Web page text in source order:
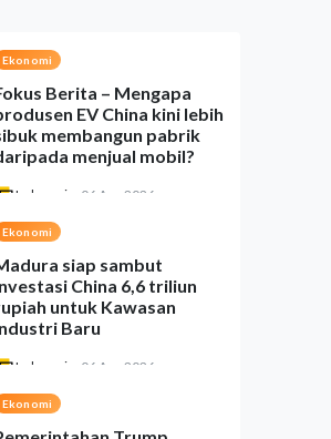
Ekonomi
Berita – Mengapa
EV China kini lebih
membangun pabrik
menjual mobil?
Indonesia 06 Aug 2026
Ekonomi
siap sambut
China 6,6 triliun
untuk Kawasan
Baru
Indonesia 06 Aug 2026
Ekonomi